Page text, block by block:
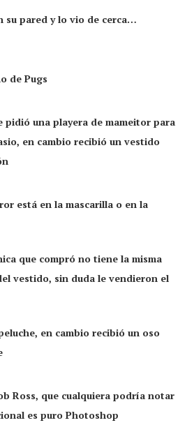
su pared y lo vio de cerca…
de Pugs
pidió una playera de mameitor para
en cambio recibió un vestido
está en la mascarilla o en la
que compró no tiene la misma
vestido, sin duda le vendieron el
en cambio recibió un oso
Ross, que cualquiera podría notar
es puro Photoshop